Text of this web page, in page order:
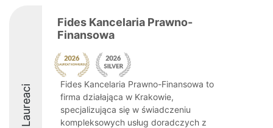
Laureaci
Fides Kancelaria Prawno-
Finansowa
Fides Kancelaria Prawno-Finansowa to
firma działająca w Krakowie,
specjalizująca się w świadczeniu
kompleksowych usług doradczych z